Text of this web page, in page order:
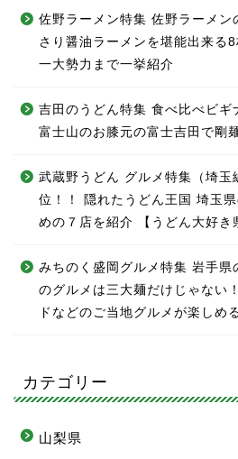
佐野ラーメン特集 佐野ラーメン
さり醤油ラーメンを堪能出来る
一大勢力まで一挙紹介
吉田のうどん特集 食べ比べビギ
富士山のお膝元の富士吉田で剛
武蔵野うどん グルメ特集（埼玉
位！！ 隠れたうどん王国 埼玉
めの７店を紹介 【うどん大好き
みちのく盛岡グルメ特集 岩手県
のグルメは三大麺だけじゃない
ドなどのご当地グルメが楽しめ
カテゴリー
山梨県